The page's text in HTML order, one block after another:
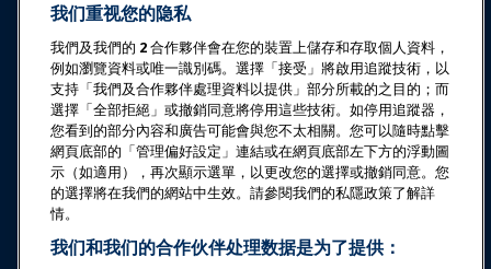
教育
安全与保障
倡导
研究与报告
我们重视您的隐私
我們及我們的 2合作夥伴會在您的裝置上儲存和存取個人資料，
例如瀏覽資料或唯一識別碼。選擇「接受」將啟用追蹤技術，以
支持「我們及合作夥伴處理資料以提供」部分所載的之目的；而
選擇「全部拒絕」或撤銷同意將停用這些技術。如停用追蹤器，
您看到的部分內容和廣告可能會與您不太相關。您可以隨時點擊
網頁底部的「管理偏好設定」連結或在網頁底部左下方的浮動圖
示（如適用），再次顯示選單，以更改您的選擇或撤銷同意。您
的選擇將在我們的網站中生效。請參閱我們的私隱政策了解詳
情。
我们和我们的合作伙伴处理数据是为了提供：